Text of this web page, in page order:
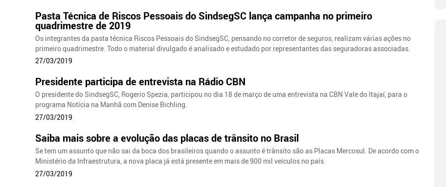
Pasta Técnica de Riscos Pessoais do SindsegSC lança campanha no primeiro
quadrimestre de 2019
Os integrantes da pasta técnica Riscos Pessoais do SindsegSC, pensando no corretor de seguros, realizam várias ações no
primeiro quadrimestre. Todo o material divulgado é analisado e estudado por representantes das seguradoras associadas.
27/03/2019
Presidente participa de entrevista na Rádio CBN
O presidente do SindsegSC, Rogerio Spezia, participou no dia 18 de março de uma entrevista na CBN Vale do Itajaí, para o
programa Notícia na Manhã com Denise Bichling.
27/03/2019
Saiba mais sobre a evolução das placas de trânsito no Brasil
Se tem um assunto que não sai da boca dos brasileiros quando o assunto é trânsito são as Placas Mercosul. De acordo com o
Ministério da Infraestrutura, a nova placa já está presente em mais de 900 mil veículos no país.
27/03/2019